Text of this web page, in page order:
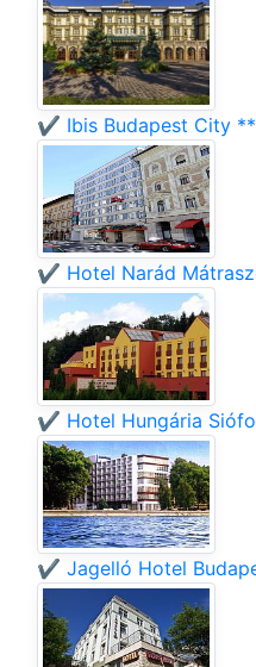
✔️ Ibis Budapest City
✔️ Hotel Narád
✔️ Hotel Hungária
✔️ Jagelló Hotel